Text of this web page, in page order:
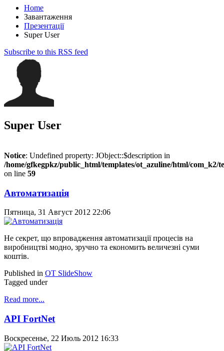
Home
Завантаження
Презентації
Super User
Subscribe to this RSS feed
Super User
Notice: Undefined property: JObject::$description in
/home/gfkegpkz/public_html/templates/ot_azuline/html/com_k2/
on line 59
Автоматизація
Пятница, 31 Август 2012 22:06
Не секрет, що впровадження автоматизації процесів на
виробництві модно, зручно та економить величезні суми
коштів.
Published in OT SlideShow
Tagged under
Read more...
API FortNet
Воскресенье, 22 Июль 2012 16:33